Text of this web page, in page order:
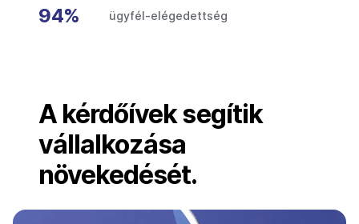
94% ügyfél-elégedettség
A kérdőívek segítik
vállalkozása
növekedését.